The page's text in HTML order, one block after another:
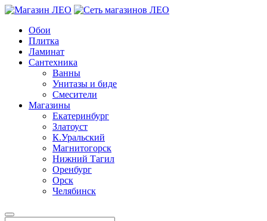
Обои
Плитка
Ламинат
Сантехника
Ванны
Унитазы и биде
Смесители
Магазины
Екатеринбург
Златоуст
К.Уральский
Магнитогорск
Нижний Тагил
Оренбург
Орск
Челябинск